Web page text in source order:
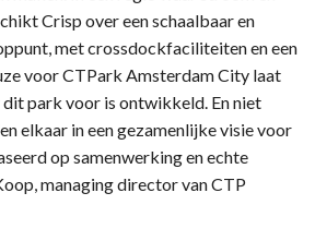
Crisp over een schaalbaar en
met crossdockfaciliteiten en een
voor CTPark Amsterdam City laat
dit park voor is ontwikkeld. En niet
elkaar in een gezamenlijke visie voor
op samenwerking en echte
managing director van CTP